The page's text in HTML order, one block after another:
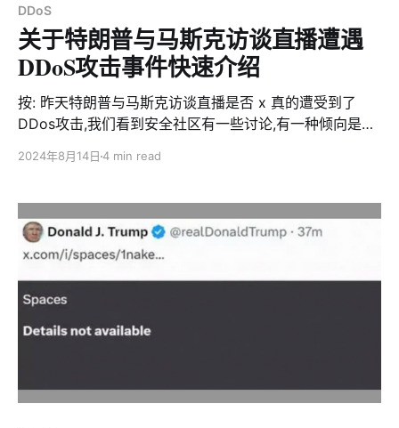
意选择在各个时区的游戏玩家在线高峰时段发起攻击，以
实现最大的破坏效果。 从攻击的时间选择、
DDoS
关于特朗普与马斯克访谈直播遭遇
DDoS攻击事件快速介绍
按: 昨天特朗普与马斯克访谈直播是否 x 真的遭受到了
DDos攻击,我们看到安全社区有一些讨论,有一种倾向是认
生了,如下是一篇简要的情况介绍 事件回顾 按照原定计
X平台上通过马斯克和特朗普的个人账号进行现场直播。
然而，当直播时间开始用户访问两人的直播间时，系统却
复正常。 访谈结束后，马斯克在其X平台账号上发文称X
启动表示歉意。不幸的是，我们的服务器遭到了大规模的
网威胁感知系统观察到了此次DDoS攻击事件。我们观察
2024年8月14日 4 min read